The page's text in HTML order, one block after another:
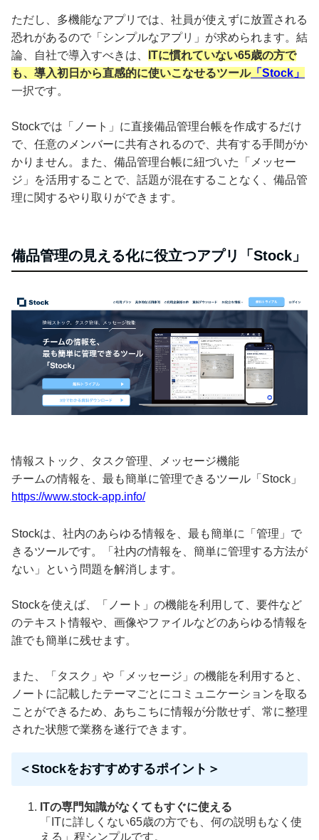
ただし、多機能なアプリでは、社員が使えずに放置される
恐れがあるので「シンプルなアプリ」が求められます。結
論、自社で導入すべきは、
ITに慣れていない65歳の方で
も、導入初日から直感的に使いこなせるツール「Stock」
一択です。
Stockでは「ノート」に直接備品管理台帳を作成するだけ
で、任意のメンバーに共有されるので、共有する手間がか
かりません。また、備品管理台帳に紐づいた「メッセー
ジ」を活用することで、話題が混在することなく、備品管
理に関するやり取りができます。
備品管理の見える化に役立つアプリ「Stock」
情報ストック、タスク管理、メッセージ機能
チームの情報を、最も簡単に管理できるツール「Stock」
https://www.stock-app.info/
Stockは、社内のあらゆる情報を、最も簡単に「管理」で
きるツールです。「社内の情報を、簡単に管理する方法が
ない」という問題を解消します。
Stockを使えば、「ノート」の機能を利用して、要件など
のテキスト情報や、画像やファイルなどのあらゆる情報を
誰でも簡単に残せます。
また、「タスク」や「メッセージ」の機能を利用すると、
ノートに記載したテーマごとにコミュニケーションを取る
ことができるため、あちこちに情報が分散せず、常に整理
された状態で業務を遂行できます。
＜Stockをおすすめするポイント＞
ITの専門知識がなくてもすぐに使える
「ITに詳しくない65歳の方でも、何の説明もなく使
える」程シンプルです。